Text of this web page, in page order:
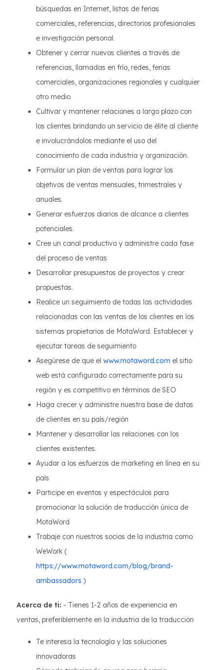
búsquedas en Internet, listas de ferias
comerciales, referencias, directorios profesionales
e investigación personal.
Obtener y cerrar nuevos clientes a través de
referencias, llamadas en frío, redes, ferias
comerciales, organizaciones regionales y cualquier
otro medio
Cultivar y mantener relaciones a largo plazo con
los clientes brindando un servicio de élite al cliente
e involucrándolos mediante el uso del
conocimiento de cada industria y organización.
Formular un plan de ventas para lograr los
objetivos de ventas mensuales, trimestrales y
anuales.
Generar esfuerzos diarios de alcance a clientes
potenciales.
Cree un canal productivo y administre cada fase
del proceso de ventas
Desarrollar presupuestos de proyectos y crear
propuestas.
Realice un seguimiento de todas las actividades
relacionadas con las ventas de los clientes en los
sistemas propietarios de MotaWord. Establecer y
ejecutar tareas de seguimiento
Asegúrese de que el www.motaword.com el sitio
web está configurado correctamente para su
región y es competitivo en términos de SEO
Haga crecer y administre nuestra base de datos
de clientes en su país/región
Mantener y desarrollar las relaciones con los
clientes existentes.
Ayudar a los esfuerzos de marketing en línea en su
país
Participe en eventos y espectáculos para
promocionar la solución de traducción única de
MotaWord
Trabaje con nuestros socios de la industria como
WeWork (
https://www.motaword.com/blog/brand-
ambassadors )
Acerca de ti: - Tienes 1-2 años de experiencia en
ventas, preferiblemente en la industria de la traducción
Te interesa la tecnología y las soluciones
innovadoras